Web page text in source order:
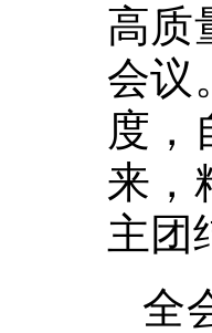
高质
会议
度，
来，
主团
全